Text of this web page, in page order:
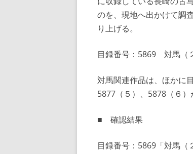
のを、現地へ出かけて調
り上げる。
目録番号：5869 対馬（
対馬関連作品は、ほかに
5877（５）、5878（６）
■ 確認結果
目録番号：5869「対馬（